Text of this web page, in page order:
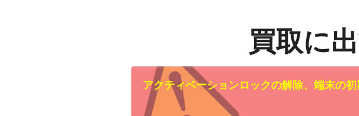
買取に
アクティベーションロックの解除、端末の